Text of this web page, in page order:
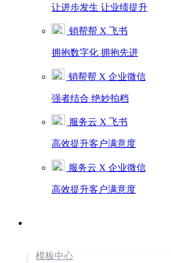
让进步发生 让业绩提升
销帮帮 X 飞书
拥抱数字化 拥抱先进
销帮帮 X 企业微信
强者结合 绝妙拍档
服务云 X 飞书
高效提升客户满意度
服务云 X 企业微信
高效提升客户满意度
模板中心